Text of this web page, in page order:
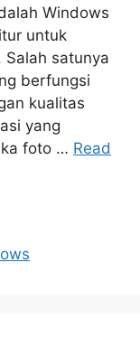
Windows
untuk
Salah satunya
berfungsi
kualitas
yang
foto … Read